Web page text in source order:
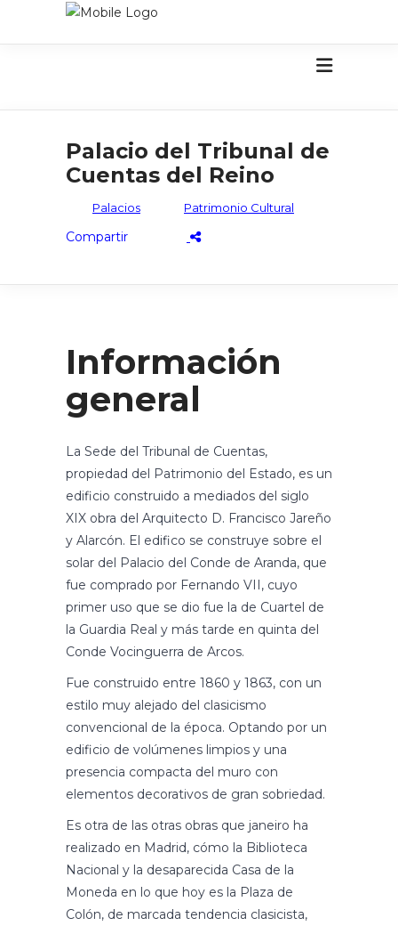
Palacio del Tribunal de
Cuentas del Reino
Palacios Patrimonio Cultural
Información
general
La Sede del Tribunal de Cuentas,
propiedad del Patrimonio del Estado, es un
edificio construido a mediados del siglo
XIX obra del Arquitecto D. Francisco Jareño
y Alarcón. El edifico se construye sobre el
solar del Palacio del Conde de Aranda, que
fue comprado por Fernando VII, cuyo
primer uso que se dio fue la de Cuartel de
la Guardia Real y más tarde en quinta del
Conde Vocinguerra de Arcos.
Fue construido entre 1860 y 1863, con un
estilo muy alejado del clasicismo
convencional de la época. Optando por un
edificio de volúmenes limpios y una
presencia compacta del muro con
elementos decorativos de gran sobriedad.
Es otra de las otras obras que janeiro ha
realizado en Madrid, cómo la Biblioteca
Nacional y la desaparecida Casa de la
Moneda en lo que hoy es la Plaza de
Colón, de marcada tendencia clasicista,